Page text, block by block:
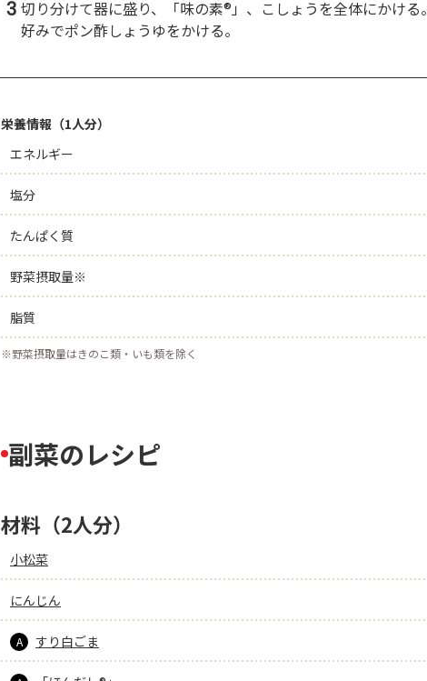
3 切り分けて器に盛り、「味の素®」、こしょうを全体にかける。
好みでポン酢しょうゆをかける。
栄養情報（1人分）
エネルギー
塩分
たんぱく質
野菜摂取量※
脂質
※野菜摂取量はきのこ類・いも類を除く
副菜のレシピ
材料（2人分）
小松菜
にんじん
A すり白ごま